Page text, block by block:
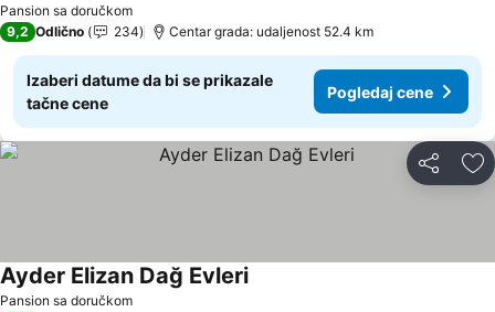
Pansion sa doručkom
9,2 Odlično 234 Centar grada: udaljenost 52.4 km
Izaberi datume da bi se prikazale
tačne cene
Pogledaj cene
Deli
Pansion sa doručkom
Ayder Elizan Dağ EvleriPogledaj cene